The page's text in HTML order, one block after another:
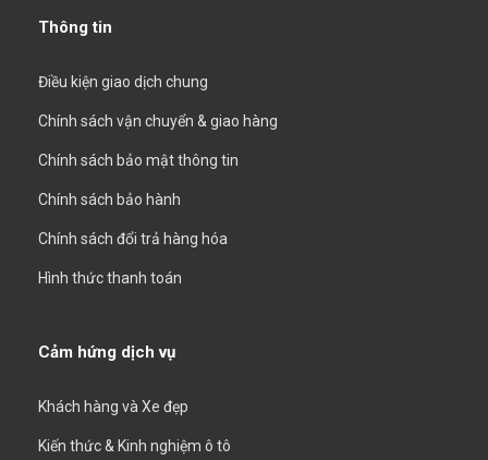
Thông tin
Điều kiện giao dịch chung
Chính sách vận chuyển & giao hàng
Chính sách bảo mật thông tin
Chính sách bảo hành
Chính sách đổi trả hàng hóa
Hình thức thanh toán
Cảm hứng dịch vụ
Khách hàng và Xe đẹp
Kiến thức & Kinh nghiệm ô tô